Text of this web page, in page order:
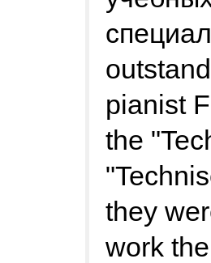
pianist
the
they
work